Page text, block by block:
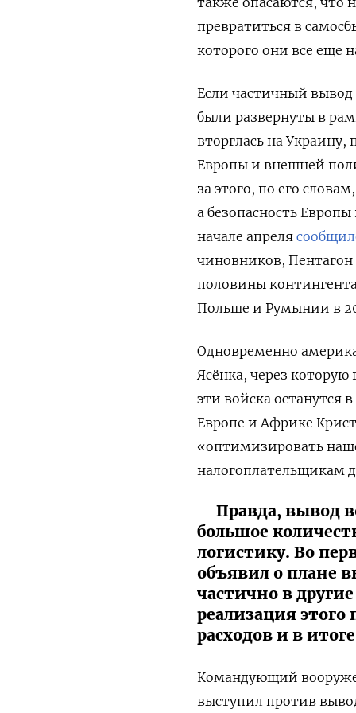
превратиться в
которого они все еще
Если частичный вывод
были развернуты в
вторглась на
Европы и внешней
за этого, по его
а безопасность
начале апреля
чиновников, Пентагон
половины
Польше и Румынии в
Одновременно
Ясёнка, через
эти войска
Европе и Африке
«оптимизировать
налогоплательщикам
Правда, вывод
большое
логистику. Во
объявил о плане
частично в
реализация
расходов и в
Командующий
выступил против